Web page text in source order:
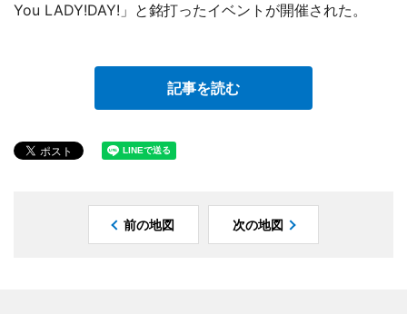
You LADY!DAY!」と銘打ったイベントが開催された。
記事を読む
前の地図 次の地図